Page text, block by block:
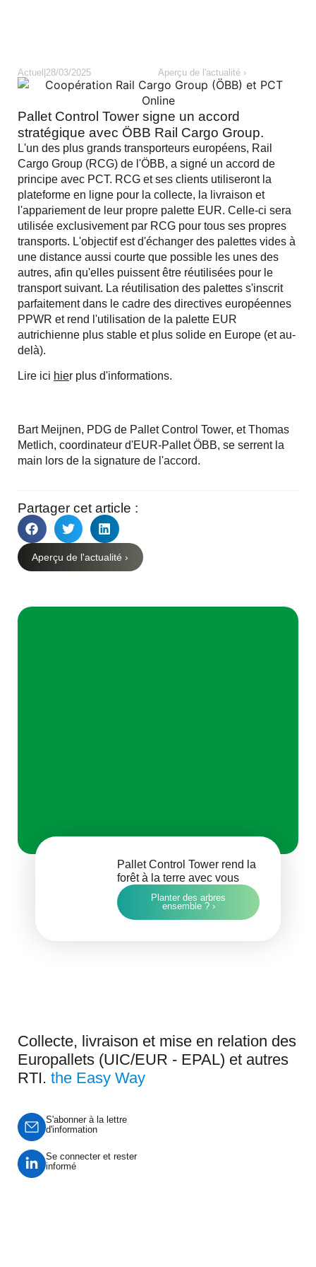
Actuel 28/03/2025 Aperçu de l'actualité ›
Pallet Control Tower signe un accord
stratégique avec ÖBB Rail Cargo Group.
L'un des plus grands transporteurs européens, Rail
Cargo Group (RCG) de l'ÖBB, a signé un accord de
principe avec PCT. RCG et ses clients utiliseront la
plateforme en ligne pour la collecte, la livraison et
l'appariement de leur propre palette EUR. Celle-ci sera
utilisée exclusivement par RCG pour tous ses propres
transports. L'objectif est d'échanger des palettes vides à
une distance aussi courte que possible les unes des
autres, afin qu'elles puissent être réutilisées pour le
transport suivant. La réutilisation des palettes s'inscrit
parfaitement dans le cadre des directives européennes
PPWR et rend l'utilisation de la palette EUR
autrichienne plus stable et plus solide en Europe (et au-
delà).
Lire ici hier plus d'informations.
Bart Meijnen, PDG de Pallet Control Tower, et Thomas
Metlich, coordinateur d'EUR-Pallet ÖBB, se serrent la
main lors de la signature de l'accord.
Partager cet article :
Aperçu de l'actualité ›
Pallet Control Tower rend la
forêt à la terre avec vous
Planter des arbres
ensemble ? ›
Collecte, livraison et mise en relation des
Europallets (UIC/EUR - EPAL) et autres
RTI. the Easy Way
S'abonner à la lettre
d'information
Se connecter et rester
informé